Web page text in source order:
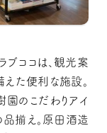
ココは、観光案
えた便利な施設。
園のこだわりアイ
品揃え。原田酒造